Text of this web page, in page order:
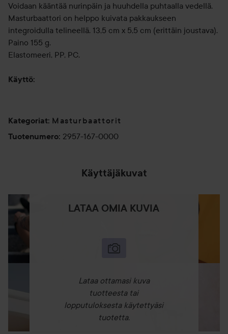
Voidaan kääntää nurinpäin ja huuhdella puhtaalla vedellä.
Masturbaattori on helppo kuivata pakkaukseen
integroidulla telineellä. 13,5 cm x 5,5 cm (erittäin joustava).
Paino 155 g.
Elastomeeri, PP, PC.
Käyttö:
Kategoriat: Masturbaattorit
Tuotenumero: 2957-167-0000
Käyttäjäkuvat
LATAA OMIA KUVIA
Lataa ottamasi kuva
tuotteesta tai
lopputuloksesta käytettyäsi
tuotetta.